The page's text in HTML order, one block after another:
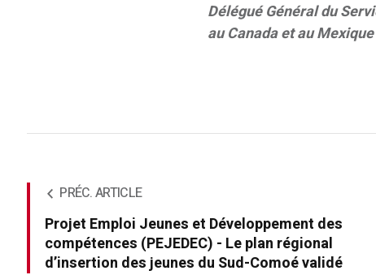
Délégué Général du
au Canada et au Mexique
PRÉC. ARTICLE
Projet Emploi Jeunes et Développement des
compétences (PEJEDEC) - Le plan régional
d’insertion des jeunes du Sud-Comoé validé